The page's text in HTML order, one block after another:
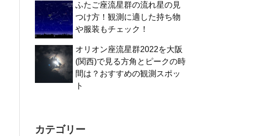
ふたご座流星群の流れ星の見
つけ方！観測に適した持ち物
や服装もチェック！
オリオン座流星群2022を大阪
(関西)で見る方角とピークの時
間は？おすすめの観測スポッ
ト
カテゴリー